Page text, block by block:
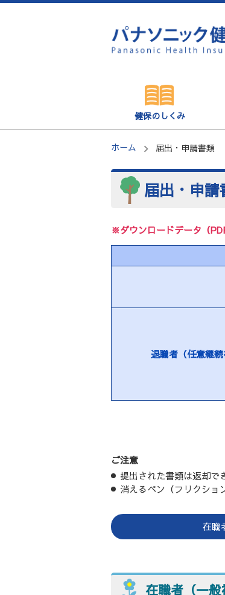
健保のしくみ
ホーム 届出・申請書類
届出・申請
※ダウンロードデータ（
退職者 （任意継
ご注意
提出された書類は返却で
消えるペン（フリクショ
在職
在職者（一般